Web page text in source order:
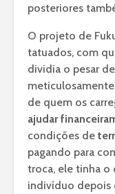
posteriores
O projeto de
tatuados, com
dividia o pesar
meticulosamente
de quem os
ajudar
condições de
pagando para
troca, ele tinha
indivíduo depois